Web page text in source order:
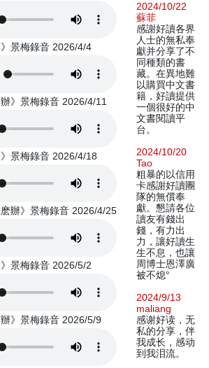
》景梅錄音 2026/4/4
》景梅錄音 2026/4/11
景梅錄音 2026/4/18
麽辦》景梅錄音 2026/4/25
景梅錄音 2026/5/2
辦》景梅錄音 2026/5/9
2024/10/22
蘇菲
感謝好讀各界
人士的無私奉
獻并分享了不
同種類的書
藏。在異地難
以購買中文書
籍，好讀提供
一個很好的中
文書閱讀平
台。
2024/10/20
Tao
粗暴的以信用
卡感謝好讀團
隊的無償奉
獻。懇請各位
讀友有錢出
錢，有力出
力，讓好讀生
生不息，也讓
周博士恩澤廣
被不熄°
2024/9/13
maliang
感谢好读，无
私的分享，伴
我成长，感动
到我泪流。